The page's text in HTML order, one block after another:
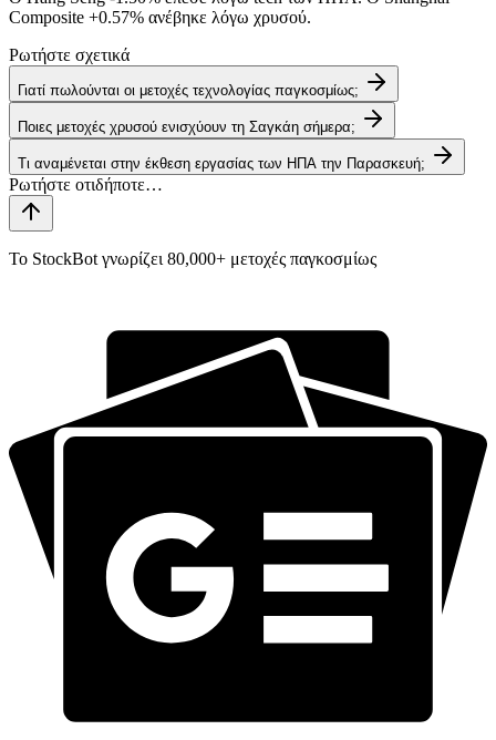
Composite +0.57% ανέβηκε λόγω χρυσού.
Ρωτήστε σχετικά
Γιατί πωλούνται οι μετοχές τεχνολογίας παγκοσμίως;
Ποιες μετοχές χρυσού ενισχύουν τη Σαγκάη σήμερα;
Τι αναμένεται στην έκθεση εργασίας των ΗΠΑ την Παρασκευή;
Το StockBot γνωρίζει 80,000+ μετοχές παγκοσμίως